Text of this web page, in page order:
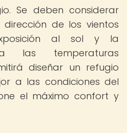
Se deben considerar
de los vientos
al sol y la
las temperaturas
diseñar un refugio
a las condiciones del
el máximo confort y